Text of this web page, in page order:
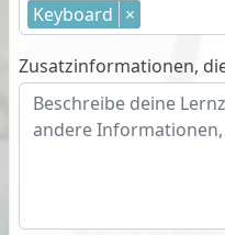
Keyboard ×
Zusatzinformationen,